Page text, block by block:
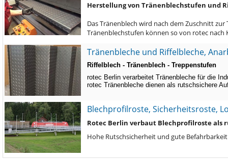
Herstellung von Tränenblechstufen und
Das Tränenblech wird nach dem Zuschnitt
Tränenblechstufen können so von rotec
Tränenbleche und Riffelbleche,
Riffelblech - Tränenblech - Treppenstufen
rotec Berlin verarbeitet Tränenbleche für die
rotec Tränenbleche dienen als rutschsichere
Blechprofilroste, Sicherheitsroste,
Rotec Berlin verbaut Blechprofilroste als
Hohe Rutschsicherheit und gute